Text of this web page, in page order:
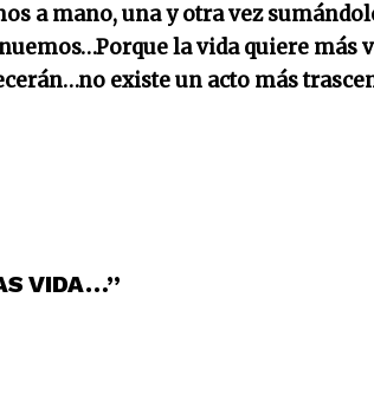
a mano, una y otra vez
la vida quiere más
existe un acto más
VIDA…”